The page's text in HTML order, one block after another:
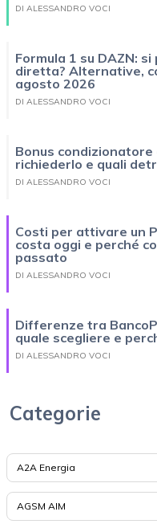
DI ALESSANDRO VOCI
Formula 1 su DAZN:
diretta? Alternative,
agosto 2026
DI ALESSANDRO VOCI
Bonus
richiederlo e quali
DI ALESSANDRO VOCI
Costi per attivare un
costa oggi e perché
passato
DI ALESSANDRO VOCI
Differenze tra
quale scegliere e
DI ALESSANDRO VOCI
Categorie
A2A Energia
AGSM AIM